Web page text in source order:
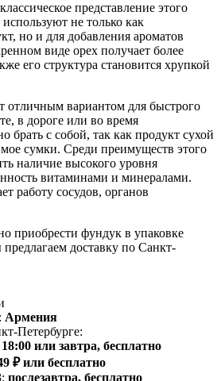
представление этого
не только как
но и для добавления ароматов
виде орех получает более
его структура становится хрупкой
отличным вариантом для быстрого
в дороге или во время
брать с собой, так как продукт сухой
сумки. Среди преимуществ этого
наличие высокого уровня
витаминами и минералами.
работу сосудов, органов
приобрести фундук в упаковке
доставку по Санкт-
Армения
Петербурге:
или завтра, бесплатно
₽ или бесплатно
послезавтра, бесплатно